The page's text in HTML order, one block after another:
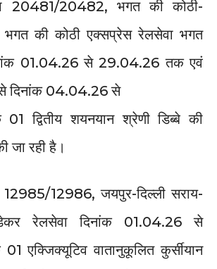
20481/20482, भगत की कोठी-
भगत की कोठी एक्सप्रेस रेलसेवा भगत
01.04.26 से 29.04.26 तक एवं
से दिनांक 04.04.26 से
द्वितीय शयनयान श्रेणी डिब्बे की
जा रही है।
12985/12986, जयपुर-दिल्ली सराय-
रेलसेवा दिनांक 01.04.26 से
एक्जिक्यूटिव वातानुकूलित कुर्सीयान